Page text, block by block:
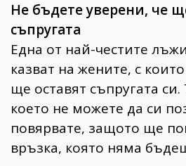
Не бъдете уверени, че
съпругата
Една от най-честите
казват на жените, с
ще оставят съпругата
което не можете да си
повярвате, защото ще
връзка, която няма